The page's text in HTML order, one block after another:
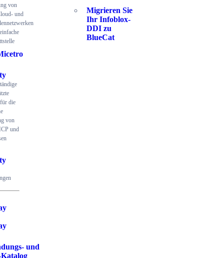
von
und
die
von
und
und
Migrieren Sie
Ihr Infoblox-
DDI zu
BlueCat